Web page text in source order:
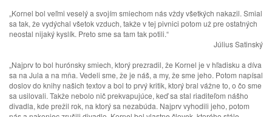
„Kornel bol veľmi veselý a svojím smiechom nás vždy všetkých nakazil. Smial
sa tak, že vydýchal všetok vzduch, takže v tej pivnici potom už pre ostatných
neostal nijaký kyslík. Preto sme sa tam tak potili.“
Július Satinský
„Najprv to bol hurónsky smiech, ktorý prezradil, že Kornel je v hľadisku a díva
sa na Jula a na mňa. Vedeli sme, že je náš, a my, že sme jeho. Potom napísal
doslov do knihy našich textov a bol to prvý kritik, ktorý bral vážne to, o čo sme
sa usilovali. Takže nebolo nič prekvapujúce, keď sa stal riaditeľom nášho
divadla, kde prežil rok, na ktorý sa nezabúda. Najprv vyhodili jeho, potom